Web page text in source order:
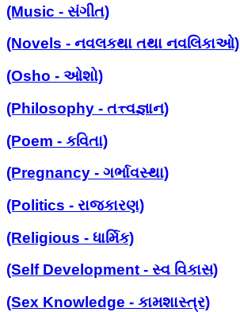
(Music - સંગીત)
(Novels - નવલકથા તથા નવલિકાઓ)
(Osho - ઓશો)
(Philosophy - તત્ત્વજ્ઞાન)
(Poem - કવિતા)
(Pregnancy - ગર્ભાવસ્થા)
(Politics - રાજકારણ)
(Religious - ધાર્મિક)
(Self Development - સ્વ વિકાસ)
(Sex Knowledge - કામશાસ્ત્ર)